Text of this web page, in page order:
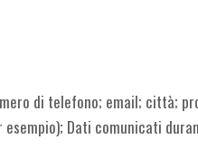
di telefono; email; città;
Dati comunicati